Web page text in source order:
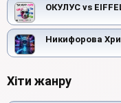
ОКУЛУС vs
Никифорова
Хіти жанру